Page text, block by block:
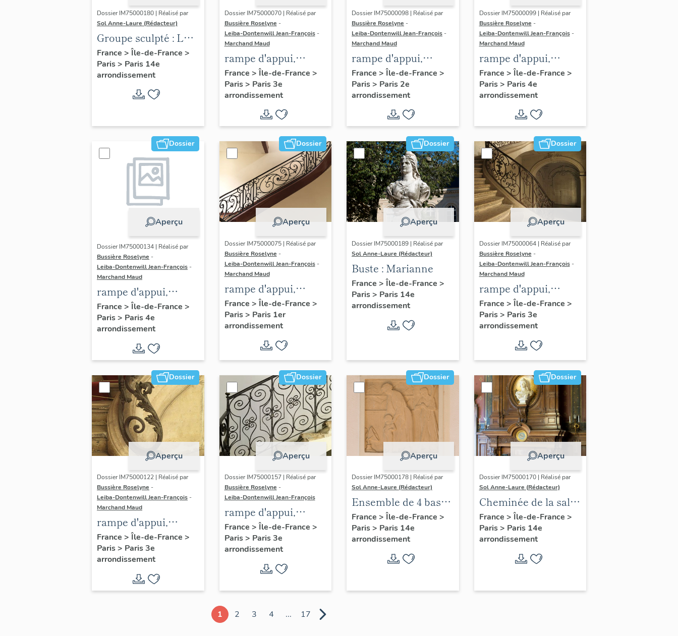
Dossier IM75000180 | Réalisé par
Sol Anne-Laure (Rédacteur)
Groupe sculpté : Les
Adolescents
France > Île-de-France >
Paris> Paris 14e
arrondissement
Dossier IM75000070 | Réalisé par
Bussière Roselyne -
Leiba-Dontenwill Jean-François -
Marchand Maud
rampe d'appui,
escalier de l' hôtel de
Sandreville (non
étudié)
France > Île-de-France >
Paris> Paris 3e
arrondissement
Dossier IM75000098 | Réalisé par
Bussière Roselyne -
Leiba-Dontenwill Jean-François -
Marchand Maud
rampe d'appui,
escalier de la maison
à porte cochère (non
étudié)
France > Île-de-France >
Paris> Paris 2e
arrondissement
Dossier IM75000099 | Réalisé par
Bussière Roselyne -
Leiba-Dontenwill Jean-François -
Marchand Maud
rampe d'appui,
escalier de la maison
à porte cochère (non
étudié)
France > Île-de-France >
Paris> Paris 4e
arrondissement
Dossier
Aperçu
Dossier IM75000134 | Réalisé par
Bussière Roselyne -
Leiba-Dontenwill Jean-François -
Marchand Maud
rampe d'appui,
escalier de la maison
à porte cochère dite
hôtel Charpentier
(non étudié)
France > Île-de-France >
Paris> Paris 4e
arrondissement
Dossier
Aperçu
Dossier IM75000075 | Réalisé par
Bussière Roselyne -
Leiba-Dontenwill Jean-François -
Marchand Maud
rampe d'appui,
escalier de la maison
à porte cochère (non
étudié)
France > Île-de-France >
Paris> Paris 1er
arrondissement
Dossier
Aperçu
Dossier IM75000189 | Réalisé par
Sol Anne-Laure (Rédacteur)
Buste : Marianne
France > Île-de-France >
Paris> Paris 14e
arrondissement
Dossier
Aperçu
Dossier IM75000064 | Réalisé par
Bussière Roselyne -
Leiba-Dontenwill Jean-François -
Marchand Maud
rampe d'appui,
escalier de la maison
à porte cochère dite
hôtel Le Lièvre de
La Grange
France > Île-de-France >
Paris> Paris 3e
arrondissement
Dossier
Aperçu
Dossier IM75000122 | Réalisé par
Bussière Roselyne -
Leiba-Dontenwill Jean-François -
Marchand Maud
rampe d'appui,
escalier de la maison
à porte cochère (non
étudié)
France > Île-de-France >
Paris> Paris 3e
arrondissement
Dossier
Aperçu
Dossier IM75000157 | Réalisé par
Bussière Roselyne -
Leiba-Dontenwill Jean-François
rampe d'appui,
escalier de la maison
à porte cochère dite
hôtel de Bence (non
France > Île-de-France >
Paris> Paris 3e
arrondissement
Dossier
Aperçu
Dossier IM75000178 | Réalisé par
Sol Anne-Laure (Rédacteur)
Ensemble de 4 bas
reliefs : Les saisons
France > Île-de-France >
Paris> Paris 14e
arrondissement
Dossier
Aperçu
Dossier IM75000170 | Réalisé par
Sol Anne-Laure (Rédacteur)
Cheminée de la salle
des mariages
France > Île-de-France >
Paris> Paris 14e
arrondissement
1 2 3 4 ... 17